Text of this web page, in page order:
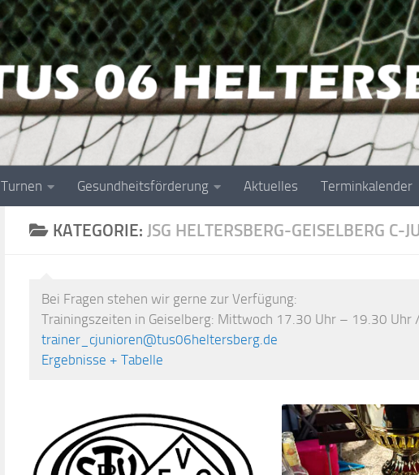
Turnen Gesundheitsförderung Aktuelles Terminkalender
KATEGORIE: JSG HELTERSBERG-GEISELBERG C-
Bei Fragen stehen wir gerne zur Verfügung:
Trainingszeiten in Geiselberg: Mittwoch 17.30 Uhr – 19.30
trainer_cjunioren@tus06heltersberg.de
Ergebnisse + Tabelle